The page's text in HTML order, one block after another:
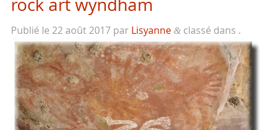
rock art wyndham
Publié le 22 août 2017par Lisyanne &classé dans .